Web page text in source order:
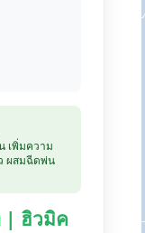
เพิ่มความ
ผสมฉีดพ่น
| ฮิวมิค